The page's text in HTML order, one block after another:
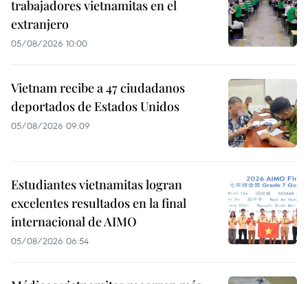
trabajadores vietnamitas en el
extranjero
05/08/2026 10:00
Vietnam recibe a 47 ciudadanos
deportados de Estados Unidos
05/08/2026 09:09
Estudiantes vietnamitas logran
excelentes resultados en la final
internacional de AIMO
05/08/2026 06:54